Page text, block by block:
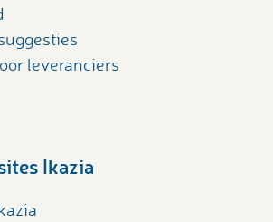
leveranciers
Ikazia